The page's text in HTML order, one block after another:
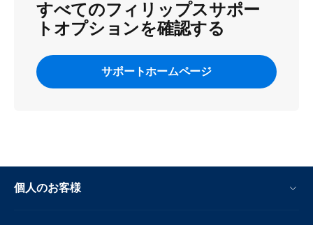
すべてのフィリップスサポー
トオプションを確認する
サポートホームページ
個人のお客様